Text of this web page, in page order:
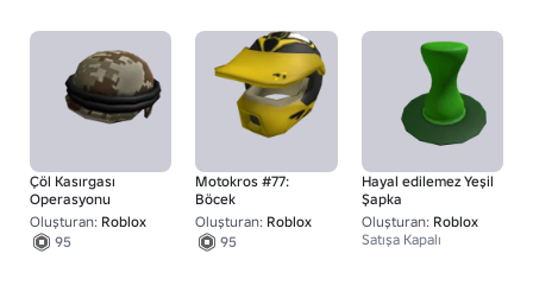
Çöl Kasırgası
Operasyonu
Oluşturan: Roblox
95
Motokros #77:
Böcek
Oluşturan: Roblox
95
Hayal edilemez Yeşil
Şapka
Oluşturan: Roblox
Satışa Kapalı